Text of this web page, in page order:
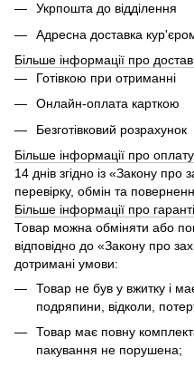
Укрпошта до відділення
Адресна доставка
Більше інформації про
Готівкою при отриманні
Онлайн-оплата карткою
Безготівковий розрахунок
Більше інформації про оплату
14 днів згідно із «Закону
перевірку, обмін та
Більше інформації про
Товар можна обміняти або
відповідно до «Закону про
дотримані умови:
Товар не був у вжитку і
подряпини, відколи,
Товар має повну
пакування не порушена;